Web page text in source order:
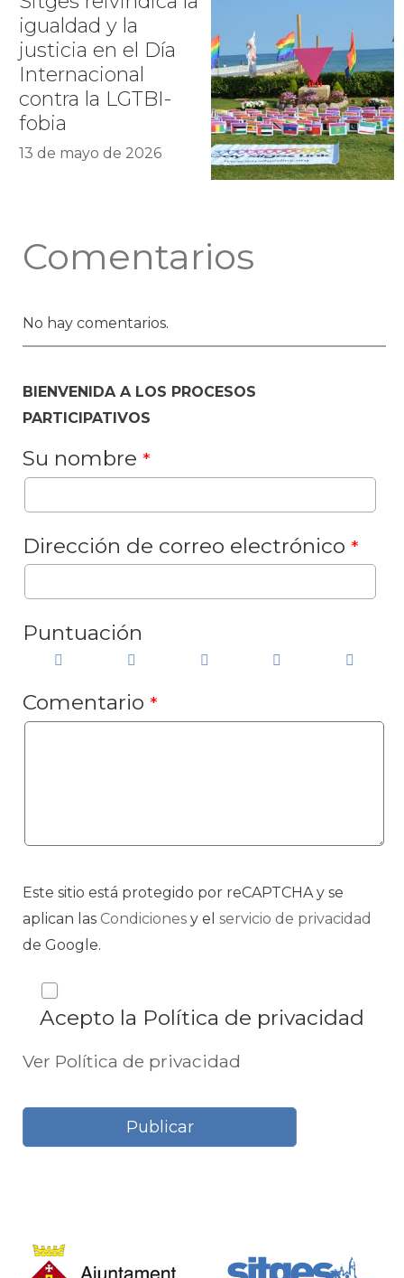
igualdad y la
justicia en el Día
Internacional
contra la LGTBI-
fobia
13 de mayo de 2026
Comentarios
No hay comentarios.
BIENVENIDA A LOS PROCESOS
PARTICIPATIVOS
Su nombre *
Dirección de correo electrónico *
Puntuación
Comentario *
Este sitio está protegido por reCAPTCHA y se
aplican las Condiciones y el servicio de privacidad
de Google.
Acepto la Política de privacidad
Ver Política de privacidad